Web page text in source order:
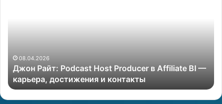
Host Producer в Affiliate BI —
и контакты
с
р
а
25.06.2024